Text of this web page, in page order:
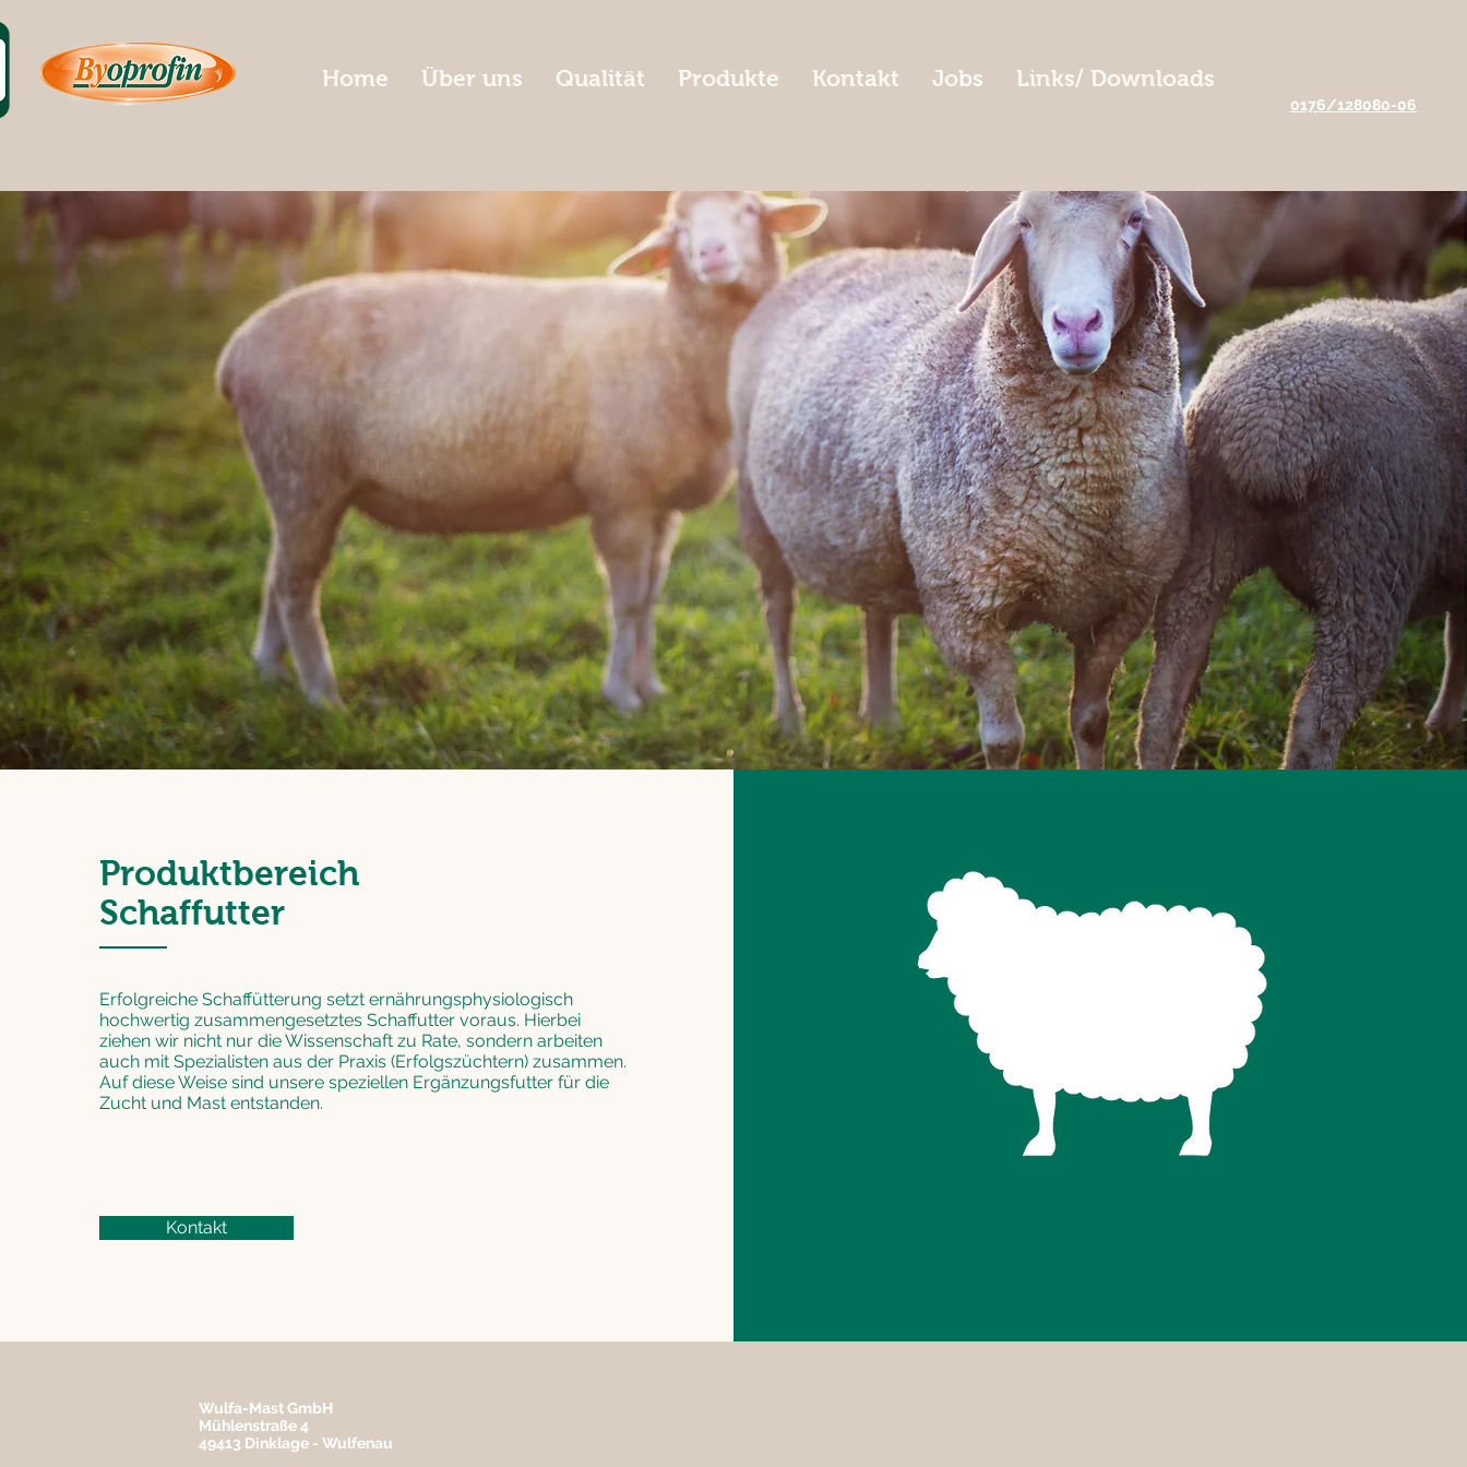
Home Über uns Qualität Produkte Kontakt Jobs Links/ Downloads
0176/128080-06
Produktbereich
Schaffutter
Erfolgreiche Schaffütterung setzt ernährungsphysiologisch
hochwertig zusammengesetztes Schaffutter voraus. Hierbei
ziehen wir nicht nur die Wissenschaft zu Rate, sondern arbeiten
auch mit Spezialisten aus der Praxis (Erfolgszüchtern) zusammen.
Auf diese Weise sind unsere speziellen Ergänzungsfutter für die
Zucht und Mast entstanden.
Kontakt
Wulfa-Mast GmbH
Mühlenstraße 4
49413 Dinklage - Wulfenau